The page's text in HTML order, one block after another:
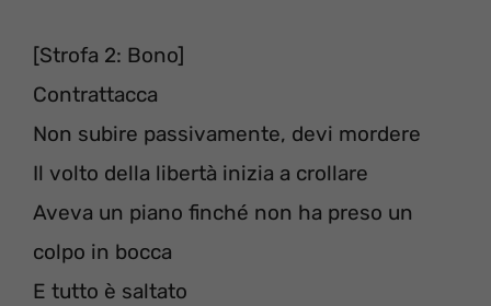
[Strofa 2: Bono]
Contrattacca
Non subire passivamente, devi mordere
Il volto della libertà inizia a crollare
Aveva un piano finché non ha preso un
colpo in bocca
E tutto è saltato